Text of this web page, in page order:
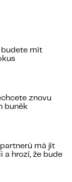
budete mít
znovu
buněk
má jít
hrozí, že bude